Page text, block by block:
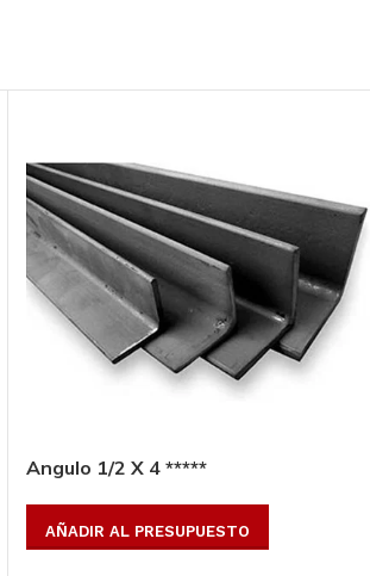
azul*****
PRESUPUESTO
PTR42A
AÑADIR AL
SKU:HSS1063161220
Angulo 1/2 X 4 *****
AÑADIR AL PRESUPUESTO